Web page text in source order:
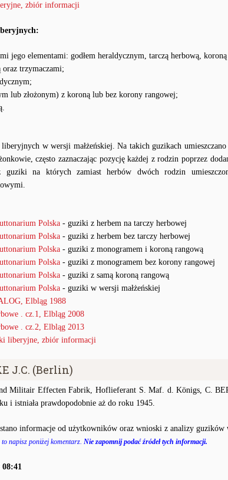
zbiór informacji
jego elementami: godłem heraldycznym, tarczą herbową,
oraz trzymaczami;
lub złożonym) z koroną lub bez korony rangowej;
w wersji małżeńskiej. Na takich guzikach
często zaznaczając pozycję każdej z rodzin poprzez
guziki na których zamiast herbów dwóch rodzin
Polska - guziki z herbem na tarczy herbowej
Polska - guziki z herbem bez tarczy herbowej
Polska - guziki z monogramem i koroną rangową
Polska - guziki z monogramem bez korony rangowej
Polska - guziki z samą koroną rangową
Polska - guziki w wersji małżeńskiej
Elbląg 1988
. cz.1, Elbląg 2008
. cz.2, Elbląg 2013
liberyjne, zbiór informacji
J.C. (Berlin)
Militair Effecten Fabrik, Hoflieferant S. Maf. d. Königs, C.
i istniała prawdopodobnie aż do roku 1945.
informacje od użytkowników oraz wnioski z analizy guzików
napisz poniżej komentarz. Nie zapomnij podać źródeł tych informacji.
08:41